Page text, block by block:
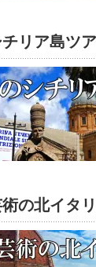
リア島ツア
術の北イタ